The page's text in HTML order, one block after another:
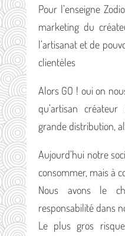
Pour l’enseigne
marketing du
l’artisanat et de
clientèles
Alors GO ! oui on
qu’artisan
grande distribution,
Aujourd’hui notre
consommer, mais à
Nous avons le
responsabilité dans
Le plus gros